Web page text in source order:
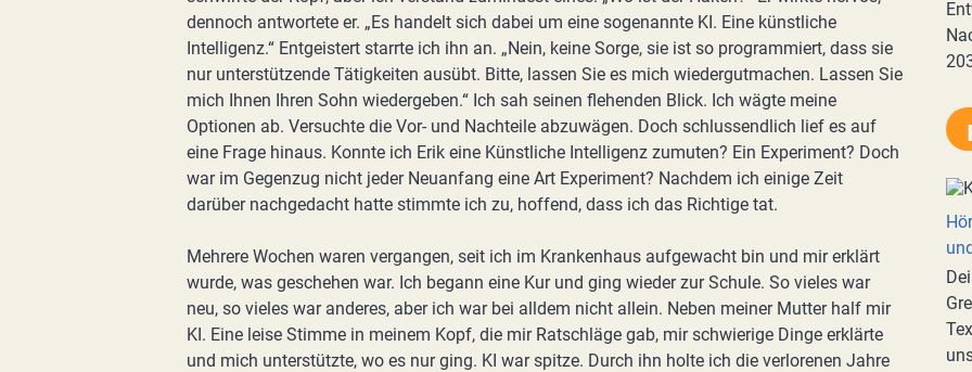
dennoch antwortete er. „Es handelt sich dabei um eine sogenannte KI. Eine künstliche
Intelligenz.“ Entgeistert starrte ich ihn an. „Nein, keine Sorge, sie ist so programmiert, dass sie
nur unterstützende Tätigkeiten ausübt. Bitte, lassen Sie es mich wiedergutmachen. Lassen Sie
mich Ihnen Ihren Sohn wiedergeben.“ Ich sah seinen flehenden Blick. Ich wägte meine
Optionen ab. Versuchte die Vor- und Nachteile abzuwägen. Doch schlussendlich lief es auf
eine Frage hinaus. Konnte ich Erik eine Künstliche Intelligenz zumuten? Ein Experiment? Doch
war im Gegenzug nicht jeder Neuanfang eine Art Experiment? Nachdem ich einige Zeit
darüber nachgedacht hatte stimmte ich zu, hoffend, dass ich das Richtige tat.
Mehrere Wochen waren vergangen, seit ich im Krankenhaus aufgewacht bin und mir erklärt
wurde, was geschehen war. Ich begann eine Kur und ging wieder zur Schule. So vieles war
neu, so vieles war anderes, aber ich war bei alldem nicht allein. Neben meiner Mutter half mir
KI. Eine leise Stimme in meinem Kopf, die mir Ratschläge gab, mir schwierige Dinge erklärte
und mich unterstützte, wo es nur ging. KI war spitze. Durch ihn holte ich die verlorenen Jahre